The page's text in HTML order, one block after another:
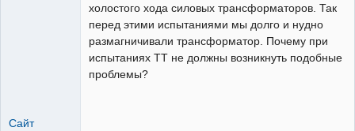
холостого хода силовых трансформаторов. Так
перед этими испытаниями мы долго и нудно
размагничивали трансформатор. Почему при
испытаниях ТТ не должны возникнуть подобные
проблемы?
Сайт